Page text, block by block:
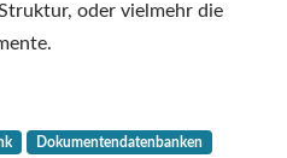
oder vielmehr die
Dokumentendatenbanken